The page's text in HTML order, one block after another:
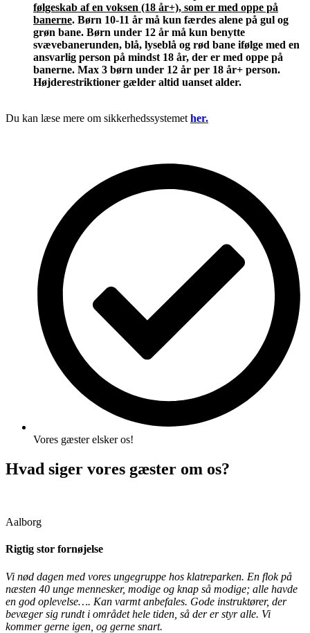
følgeskab af en voksen (18 år+), som er med oppe på
banerne. Børn 10-11 år må kun færdes alene på gul og
grøn bane. Børn under 12 år må kun benytte
svævebanerunden, blå, lyseblå og rød bane ifølge med en
ansvarlig person på mindst 18 år, der er med oppe på
banerne. Max 3 børn under 12 år per 18 år+ person.
Højderestriktioner gælder altid uanset alder.
Du kan læse mere om sikkerhedssystemet her.
Vores gæster elsker os!
Hvad siger vores gæster om os?
Aalborg
Rigtig stor fornøjelse
Vi nød dagen med vores ungegruppe hos klatreparken. En flok på
næsten 40 unge mennesker, modige og knap så modige; alle havde
en god oplevelse…. Kan varmt anbefales. Gode instruktører, der
bevæger sig rundt i området hele tiden, så der er styr alle. Vi
kommer gerne igen, og gerne snart.